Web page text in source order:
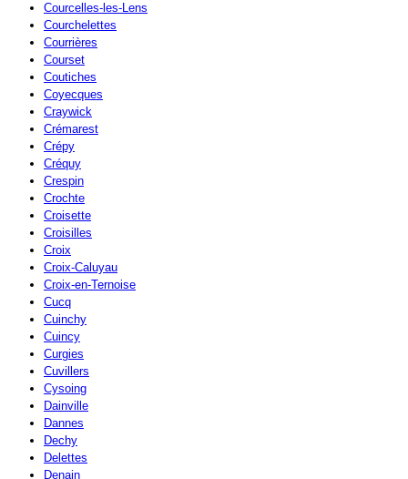
Courcelles-les-Lens
Courchelettes
Courrières
Courset
Coutiches
Coyecques
Craywick
Crémarest
Crépy
Créquy
Crespin
Crochte
Croisette
Croisilles
Croix
Croix-Caluyau
Croix-en-Ternoise
Cucq
Cuinchy
Cuincy
Curgies
Cuvillers
Cysoing
Dainville
Dannes
Dechy
Delettes
Denain